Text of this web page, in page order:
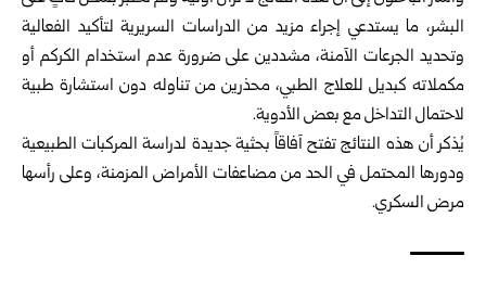
البشر، ما يستدعي إجراء مزيد من الدراسات السريرية لتأكيد الفعالية
وتحديد الجرعات الآمنة، مشددين على ضرورة عدم استخدام الكركم أو
مكملاته كبديل للعلاج الطبي، محذرين من تناوله دون استشارة طبية
لاحتمال التداخل مع بعض الأدوية.
يُذكر أن هذه النتائج تفتح آفاقاً بحثية جديدة لدراسة المركبات الطبيعية
ودورها المحتمل في الحد من مضاعفات الأمراض المزمنة، وعلى رأسها
مرض السكري.